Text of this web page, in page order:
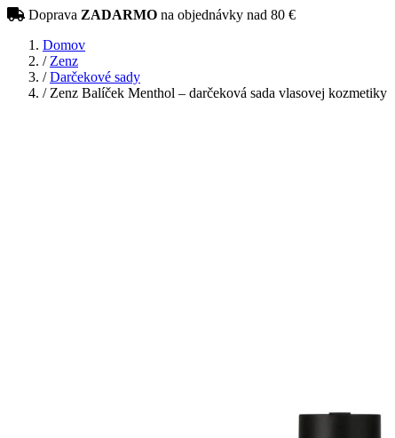
Doprava ZADARMO na objednávky nad 80 €
Domov
/ Zenz
/ Darčekové sady
/Zenz Balíček Menthol – darčeková sada vlasovej kozmetiky